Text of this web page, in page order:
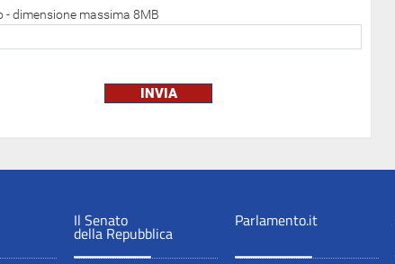
- dimensione massima 8MB
Il Senato
della Repubblica
Parlamento.it